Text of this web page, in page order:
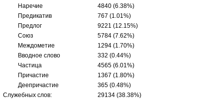
Наречие
4840 (6.38%)
Предикатив
767 (1.01%)
Предлог
9221 (12.15%)
Союз
5784 (7.62%)
Междометие
1294 (1.70%)
Вводное слово
332 (0.44%)
Частица
4565 (6.01%)
Причастие
1367 (1.80%)
Деепричастие
365 (0.48%)
Служебных слов:
29134 (38.38%)